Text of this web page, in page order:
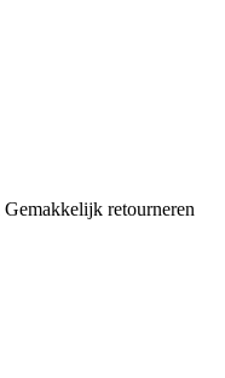
Gemakkelijk retourneren